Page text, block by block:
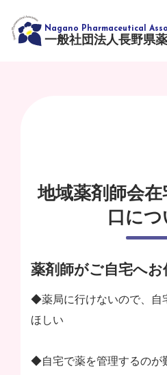
一般社団法人長野県
地域薬剤師会
口につ
薬剤師がご自宅へお
◆薬局に行けないので、自
ほしい
◆自宅で薬を管理するのが